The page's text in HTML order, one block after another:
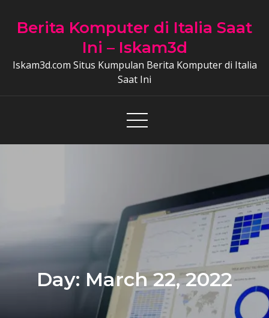
Berita Komputer di Italia Saat
Ini – Iskam3d
Iskam3d.com Situs Kumpulan Berita Komputer di Italia
Saat Ini
Day: March 22, 2022